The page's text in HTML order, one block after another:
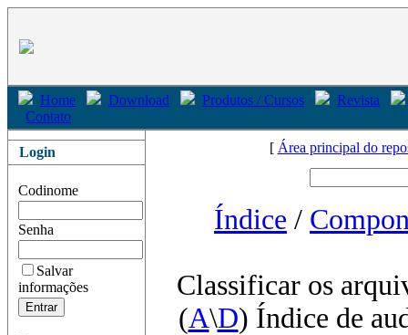
Home Download Produtos / Cursos
Revista
Contato
Login
Codinome
Senha
Salvar
informações
[ Área principal do
Índice /
Classificar os
(A\D) Índice de